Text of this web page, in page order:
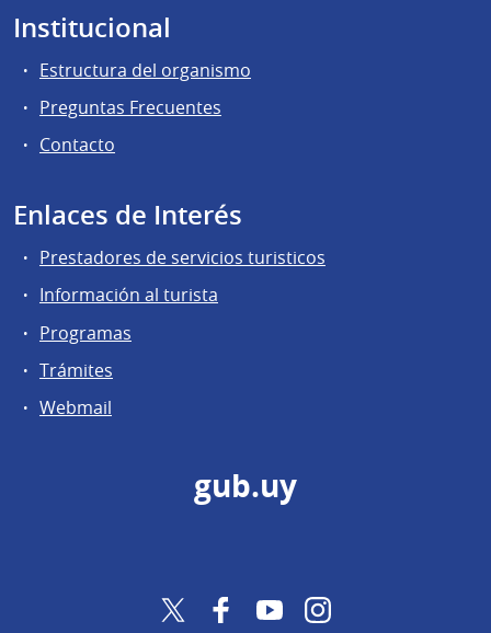
Institucional
Estructura del organismo
Preguntas Frecuentes
Contacto
Enlaces de Interés
Prestadores de servicios turisticos
Información al turista
Programas
Trámites
Webmail
gub.uy
Twitter FacebookYouTubeInstagram